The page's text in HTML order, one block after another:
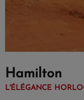
Hamilton
L'ÉLÉGANCE